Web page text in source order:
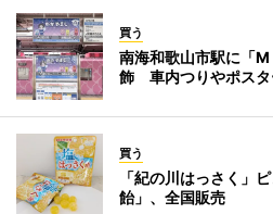
買う
南海和歌山市駅に「
飾 車内つりやポスタ
買う
「紀の川はっさく」
飴」、全国販売